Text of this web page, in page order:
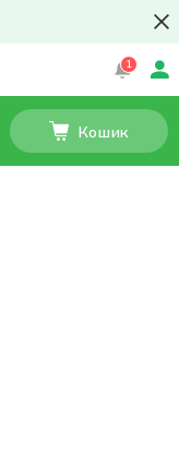
1
Кошик